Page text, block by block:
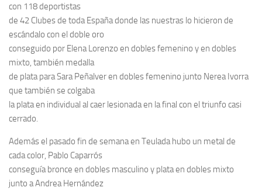
con 118 deportistas
de 42 Clubes de toda España donde las nuestras lo hicieron de
escándalo con el doble oro
conseguido por Elena Lorenzo en dobles femenino y en dobles
mixto, también medalla
de plata para Sara Peñalver en dobles femenino junto Nerea Ivorra
que también se colgaba
la plata en individual al caer lesionada en la final con el triunfo casi
cerrado.
Además el pasado fin de semana en Teulada hubo un metal de
cada color, Pablo Caparrós
conseguía bronce en dobles masculino y plata en dobles mixto
junto a Andrea Hernández